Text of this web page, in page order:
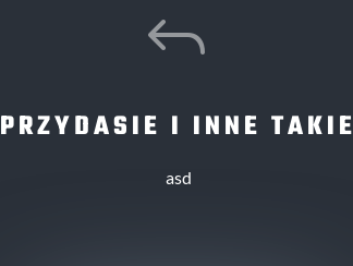
J
PRZYDASIE I INNE TAKIE
asd